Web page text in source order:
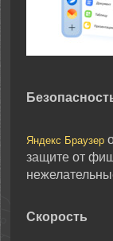
Яндекс Браузер
защите от
Скорость